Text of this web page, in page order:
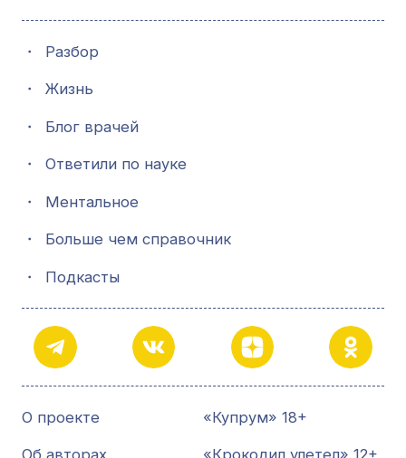
・ Разбор
・ Жизнь
・ Блог врачей
・ Ответили по науке
・ Ментальное
・ Больше чем справочник
・ Подкасты
О проекте «Купрум» 18+